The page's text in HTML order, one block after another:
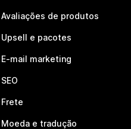
Avaliações de produtos
Upsell e pacotes
E-mail marketing
SEO
Frete
Moeda e tradução